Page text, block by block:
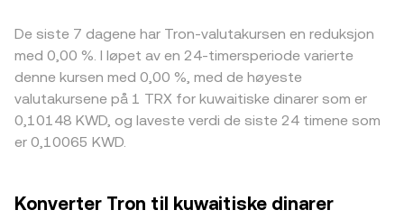
De siste 7 dagene har Tron-valutakursen en reduksjon
med 0,00 %. I løpet av en 24-timersperiode varierte
denne kursen med 0,00 %, med de høyeste
valutakursene på 1 TRX for kuwaitiske dinarer som er
0,10148 KWD, og laveste verdi de siste 24 timene som
er 0,10065 KWD.
Konverter Tron til kuwaitiske dinarer